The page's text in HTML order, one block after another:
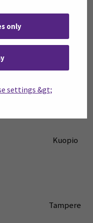
only
settings &gt;
Lapua
Eemil
Kuopio
Sofia
Tampere